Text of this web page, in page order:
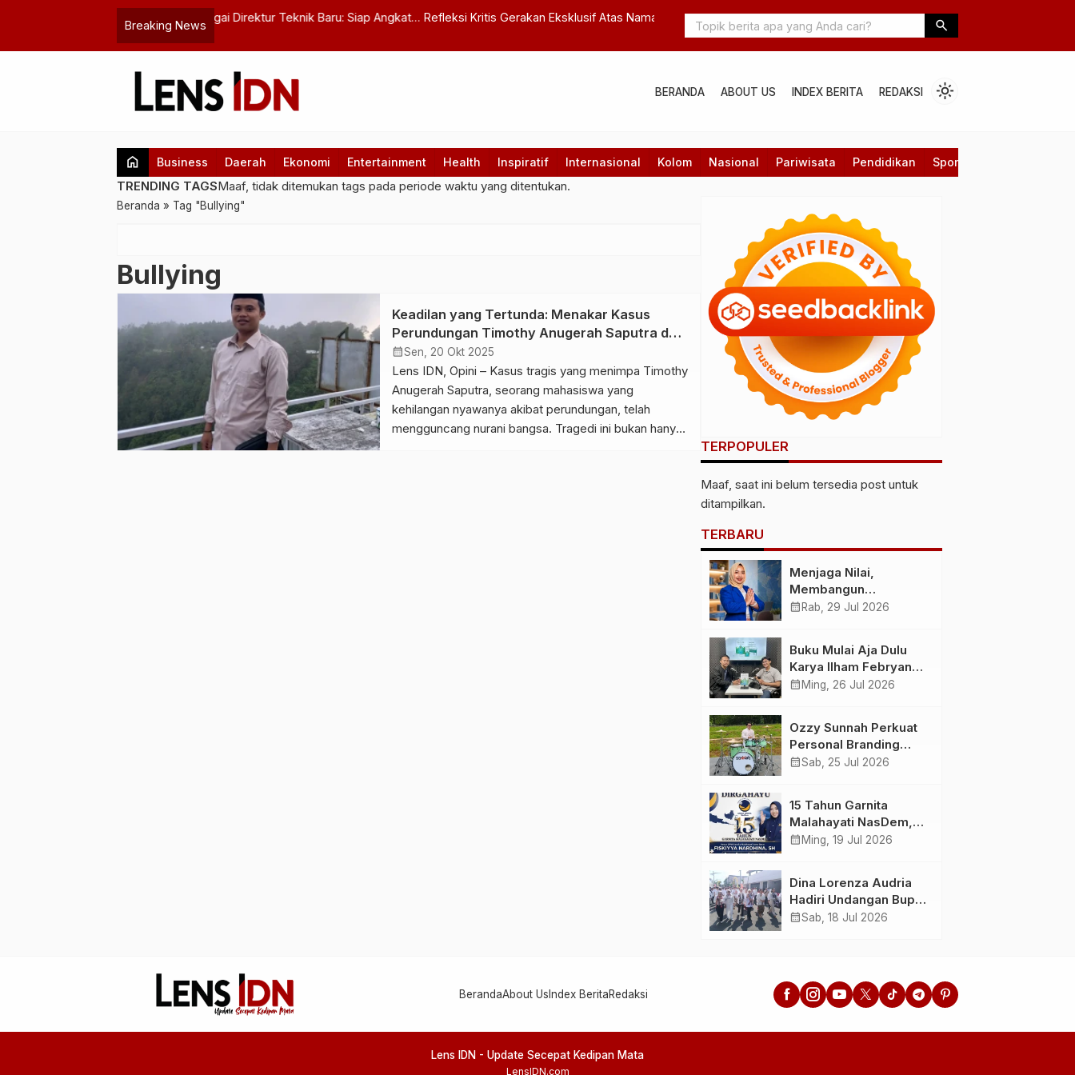
Breaking News
Refleksi Kritis Gerakan Eksklusif Atas Nama Madura sebagai Upaya Melawan
Dilema PKWTT: Antara Kepastian Hukum dan Realitas “Karyawan Abadi
search
BERANDA ABOUT US INDEX BERITA REDAKSI light_mode
home Business Daerah Ekonomi Entertainment Health Inspiratif Internasional Kolom Nasional Pariwisata Pendidikan Sport
TRENDING TAGSMaaf, tidak ditemukan tags pada periode waktu yang ditentukan.
Beranda » Tag "Bullying"
Bullying
Keadilan yang Tertunda: Menakar Kasus
Perundungan Timothy Anugerah Saputra dari
Perspektif Hukum dan Kegagalan Sistemik
calendar_monthSen, 20 Okt 2025
Lens IDN, Opini – Kasus tragis yang menimpa Timothy
Anugerah Saputra, seorang mahasiswa yang
kehilangan nyawanya akibat perundungan, telah
mengguncang nurani bangsa. Tragedi ini bukan hanya
TERPOPULER
Maaf, saat ini belum tersedia post untuk
ditampilkan.
TERBARU
Menjaga Nilai,
Membangun
Kemandirian
Ekonomi Perempuan
yang Berdaya,
Akuntabel dan
Ahlussunnah wal
Jamaah
calendar_month Rab, 29 Jul 2026
Buku Mulai Aja Dulu
Karya Ilham Febryan
Hadir, Dorong Anak
Bertindak
calendar_month Ming, 26 Jul 2026
Ozzy Sunnah Perkuat
Personal Branding
sebagai Drummer,
Video Klip AI “Jagalah
Cinta”
calendar_monthSab, 25 Jul 2026
15 Tahun Garnita
Malahayati NasDem,
Menginspirasi
calendar_month Ming, 19 Jul 2026
Dina Lorenza Audria
Hadiri Undangan Bupati
Banyuwangi, Saksikan
calendar_monthSab, 18 Jul 2026
BerandaAbout Us Index BeritaRedaksi
Lens IDN - Update Secepat Kedipan Mata
LensIDN.com